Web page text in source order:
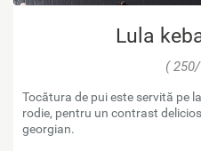
Lula
(
Tocătura de pui este servită pe
rodie, pentru un contrast
georgian.